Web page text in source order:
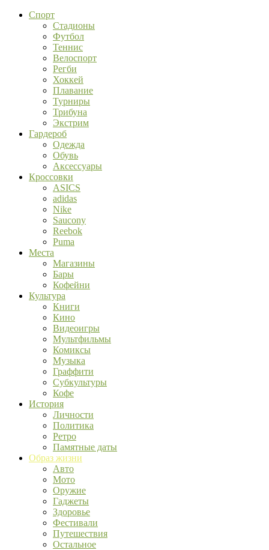
Спорт
Стадионы
Футбол
Теннис
Велоспорт
Регби
Хоккей
Плавание
Турниры
Трибуна
Экстрим
Гардероб
Одежда
Обувь
Аксессуары
Кроссовки
ASICS
adidas
Nike
Saucony
Reebok
Puma
Места
Магазины
Бары
Кофейни
Культура
Книги
Кино
Видеоигры
Мультфильмы
Комиксы
Музыка
Граффити
Субкультуры
Кофе
История
Личности
Политика
Ретро
Памятные даты
Образ жизни
Авто
Мото
Оружие
Гаджеты
Здоровье
Фестивали
Путешествия
Остальное